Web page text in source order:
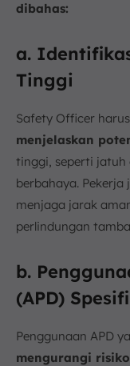
dibahas:
a.
Tinggi
Safety Officer harus
menjelaskan
tinggi, seperti
berbahaya.
menjaga jarak
perlindungan
b.
(APD)
Penggunaan APD
mengurangi